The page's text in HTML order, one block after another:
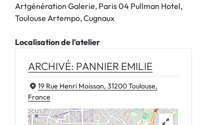
Artgénération Galerie, Paris 04 Pullman Hotel,
Toulouse Artempo, Cugnaux
Localisation de l'atelier
ARCHIVÉ: PANNIER EMILIE
19 Rue Henri Moissan, 31200 Toulouse,
France